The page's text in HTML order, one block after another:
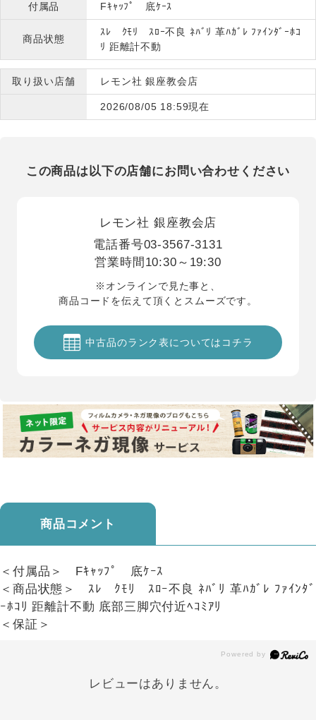
付属品 Fｷｬｯﾌﾟ 底ｹｰｽ
商品状態
ｽﾚ ｸﾓﾘ ｽﾛｰ不良 ﾈﾊﾞﾘ 革ﾊｶﾞﾚ ﾌｧｲﾝﾀﾞｰﾎｺ
ﾘ 距離計不動
取り扱い店舗 レモン社 銀座教会店
2026/08/05 18:59現在
この商品は以下の店舗にお問い合わせください
レモン社 銀座教会店
電話番号03-3567-3131
営業時間 10:30～19:30
※オンラインで見た事と、
商品コードを伝えて頂くとスムーズです。
中古品のランク表についてはコチラ
商品コメント
＜付属品＞ Fｷｬｯﾌﾟ 底ｹｰｽ
＜商品状態＞ ｽﾚ ｸﾓﾘ ｽﾛｰ不良 ﾈﾊﾞﾘ 革ﾊｶﾞﾚ ﾌｧｲﾝﾀﾞ
ｰﾎｺﾘ 距離計不動 底部三脚穴付近ﾍｺﾐｱﾘ
＜保証＞
レビューはありません。